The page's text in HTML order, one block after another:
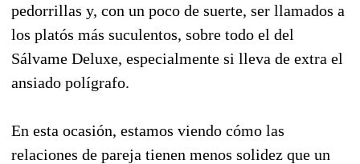
pedorrillas y, con un poco de suerte, ser llamados a
los platós más suculentos, sobre todo el del
Sálvame Deluxe, especialmente si lleva de extra el
ansiado polígrafo.
En esta ocasión, estamos viendo cómo las
relaciones de pareja tienen menos solidez que un